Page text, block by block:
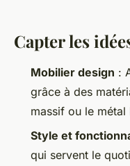
Capter les
Mobilier design :
grâce à des
massif ou le métal
Style et
qui servent le